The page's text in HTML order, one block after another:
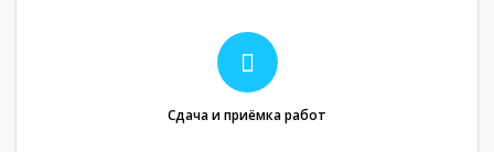
Сдача и приёмка работ